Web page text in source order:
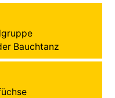
Bauchtanz